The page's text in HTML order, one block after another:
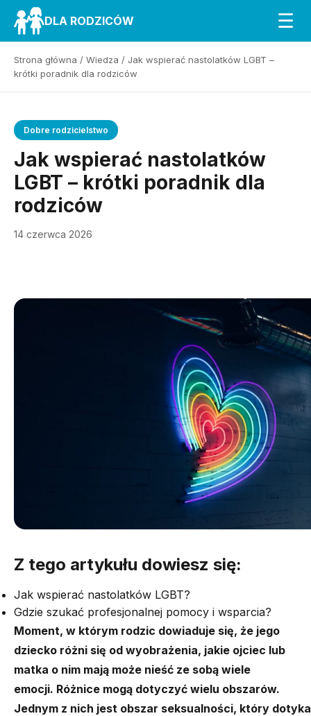
DLA RODZICÓW ☰
Strona główna / Wiedza / Jak wspierać nastolatków LGBT –
krótki poradnik dla rodziców
Dobre rodzicielstwo
Jak wspierać nastolatków
LGBT – krótki poradnik dla
rodziców
14 czerwca 2026
Z tego artykułu dowiesz się:
Jak wspierać nastolatków LGBT?
Gdzie szukać profesjonalnej pomocy i wsparcia?
Moment, w którym rodzic dowiaduje się, że jego
dziecko różni się od wyobrażenia, jakie ojciec lub
matka o nim mają może nieść ze sobą wiele
emocji. Różnice mogą dotyczyć wielu obszarów.
Jednym z nich jest obszar seksualności, który dotyka